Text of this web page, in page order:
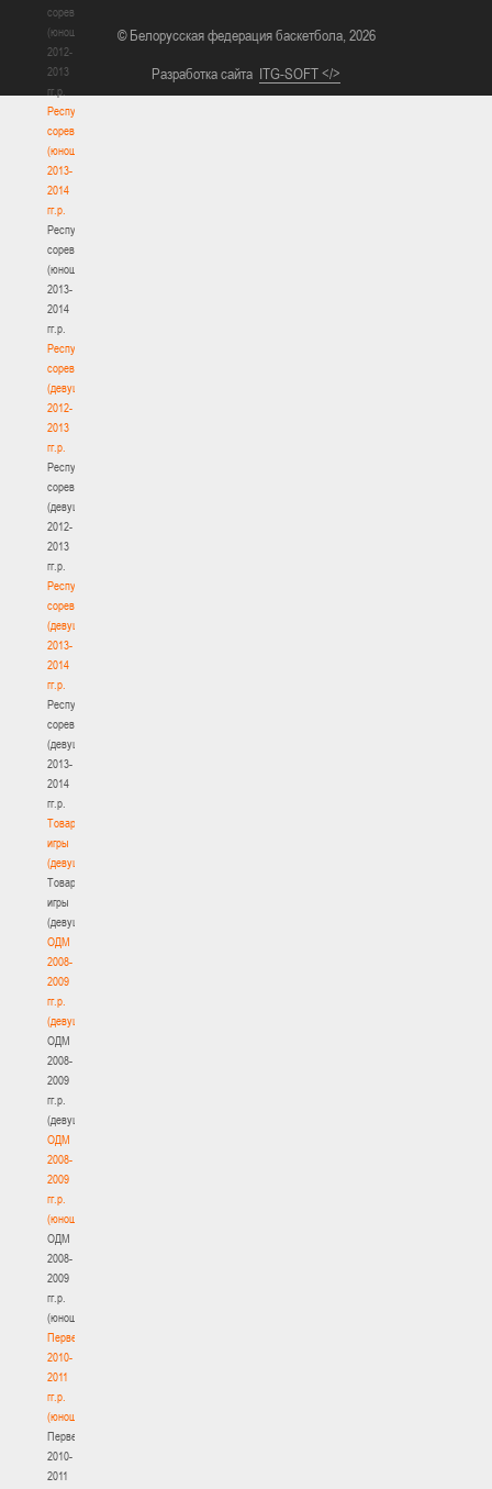
соревнования
(юноши)
2012-
2013
гг.р.
Республиканские
соревнования
(юноши)
2013-
2014
гг.р.
Республиканские
соревнования
(юноши)
2013-
2014
гг.р.
Республиканские
соревнования
(девушки)
2012-
2013
гг.р.
Республиканские
соревнования
(девушки)
2012-
2013
гг.р.
Республиканские
соревнования
(девушки)
2013-
2014
гг.р.
Республиканские
соревнования
(девушки)
2013-
2014
гг.р.
Товарищеские
игры
(девушки)
Товарищеские
игры
(девушки)
ОДМ
2008-
2009
гг.р.
(девушки)
ОДМ
2008-
2009
гг.р.
(девушки)
ОДМ
2008-
2009
гг.р.
(юноши)
ОДМ
2008-
2009
гг.р.
(юноши)
Первенство
2010-
2011
гг.р.
(юноши)
Первенство
2010-
2011
© Белорусская федерация баскетбола, 2026
Разработка сайта ITG-SOFT </>